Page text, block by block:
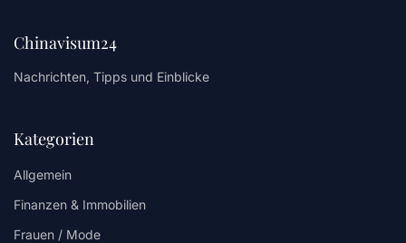
Chinavisum24
Nachrichten, Tipps und Einblicke
Kategorien
Allgemein
Finanzen & Immobilien
Frauen / Mode